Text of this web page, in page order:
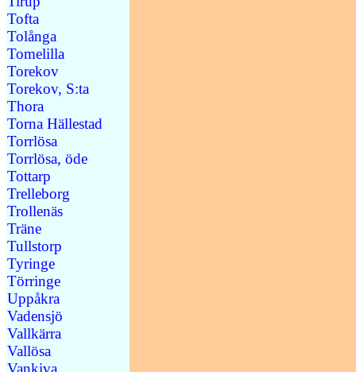
Tofta
Tolånga
Tomelilla
Torekov
Torekov, S:ta
Thora
Torna Hällestad
Torrlösa
Torrlösa, öde
Tottarp
Trelleborg
Trollenäs
Träne
Tullstorp
Tyringe
Törringe
Uppåkra
Vadensjö
Vallkärra
Vallösa
Vankiva